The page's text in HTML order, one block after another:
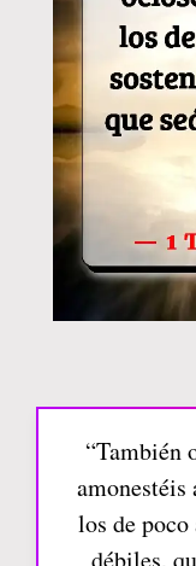
“También
amonestéis
los de